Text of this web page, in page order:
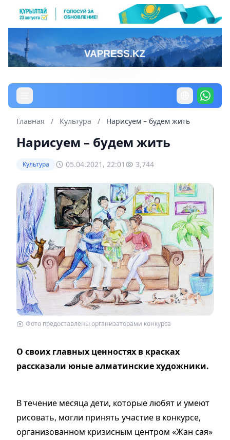
Главная / Культура / Нарисуем – будем жить
Нарисуем – будем жить
Культура 05.04.2021, 22:01 3,744
Фото предоставлены организаторами конкурса
О своих главных ценностях в красках
рассказали юные алматинские художники.
В течение месяца дети, которые любят и умеют
рисовать, могли принять участие в конкурсе,
организованном кризисным центром «Жан сая»